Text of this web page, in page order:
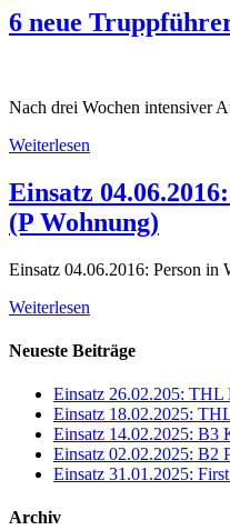
6 neue
Nach drei Wochen intensiver
Weiterlesen
Einsatz
(P Wohnung)
Einsatz 04.06.2016: Person in
Weiterlesen
Neueste Beiträge
Einsatz 26.02.205:
Einsatz 18.02.2025:
Einsatz 14.02.2025: B3
Einsatz 02.02.2025: B2
Einsatz 31.01.2025:
Archiv